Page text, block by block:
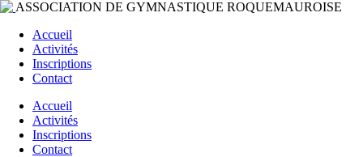
ASSOCIATION DE GYMNASTIQUE ROQUEMAUROISE
Accueil
Activités
Inscriptions
Contact
Accueil
Activités
Inscriptions
Contact